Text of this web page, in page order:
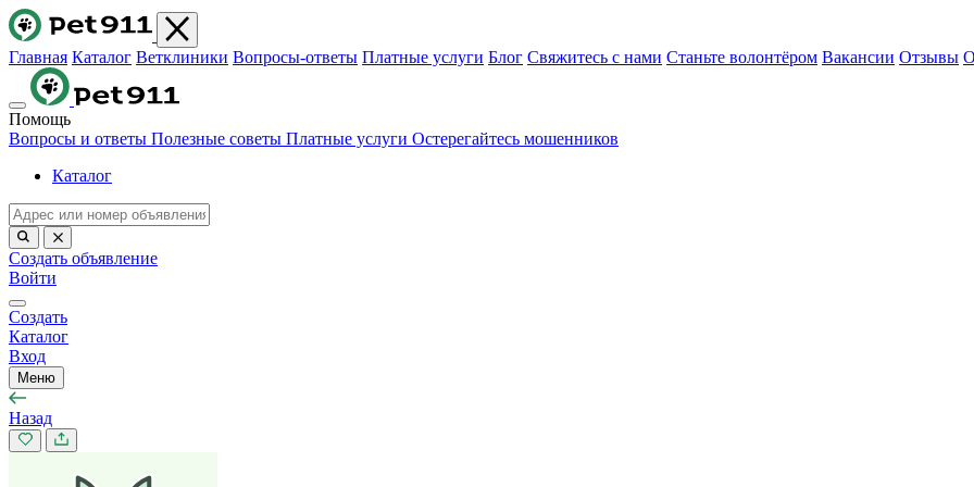
Главная Каталог Ветклиники Вопросы-ответы Платные услуги Блог Свяжитесь с нами Станьте волонтёром Вакансии Отзывы
Помощь
Вопросы и ответы Полезные советы Платные услуги Остерегайтесь мошенников
Каталог
Создать объявление
Войти
Создать
Каталог
Вход
Меню
Назад